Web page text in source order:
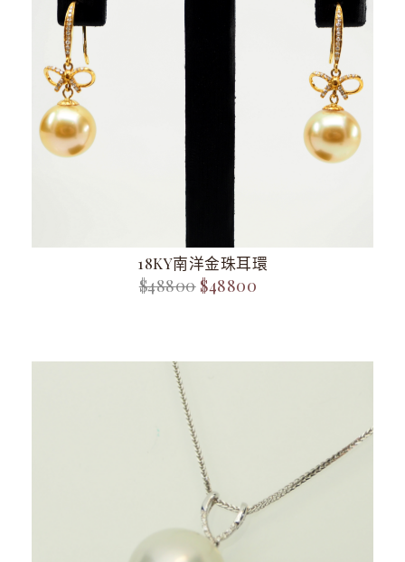
18KY南洋金珠耳環
$48800 $48800